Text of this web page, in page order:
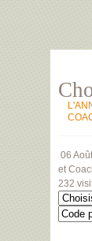
06
et
232